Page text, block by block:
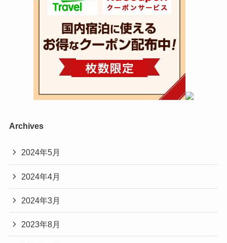
Archives
2024年5月
2024年4月
2024年3月
2023年8月